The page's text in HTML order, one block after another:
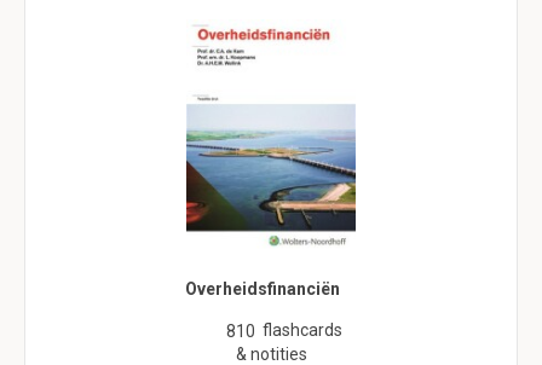
Overheidsfinanciën
810 flashcards
& notities